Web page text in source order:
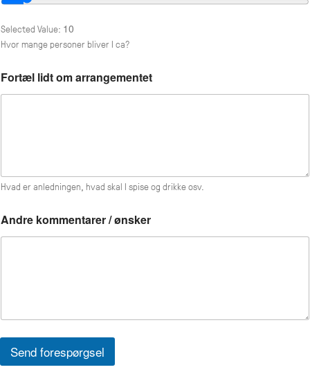
Selected Value: 10
Hvor mange personer bliver I ca?
Fortæl lidt om arrangementet
Hvad er anledningen, hvad skal I spise og drikke osv.
Andre kommentarer / ønsker
Send forespørgsel